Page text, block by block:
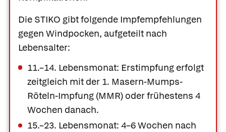
Die STIKO gibt folgende Impfempfehlungen
gegen Windpocken, aufgeteilt nach
Lebensalter:
11.–14. Lebensmonat: Erstimpfung erfolgt
zeitgleich mit der 1. Masern-Mumps-
Röteln-Impfung (MMR) oder frühestens 4
Wochen danach.
15.–23. Lebensmonat: 4–6 Wochen nach